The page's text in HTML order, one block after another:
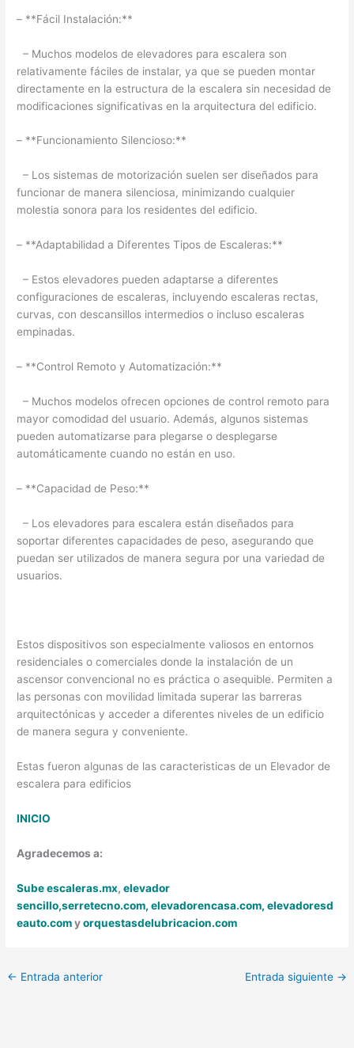
– **Fácil Instalación:**
– Muchos modelos de elevadores para escalera son
relativamente fáciles de instalar, ya que se pueden montar
directamente en la estructura de la escalera sin necesidad de
modificaciones significativas en la arquitectura del edificio.
– **Funcionamiento Silencioso:**
– Los sistemas de motorización suelen ser diseñados para
funcionar de manera silenciosa, minimizando cualquier
molestia sonora para los residentes del edificio.
– **Adaptabilidad a Diferentes Tipos de Escaleras:**
– Estos elevadores pueden adaptarse a diferentes
configuraciones de escaleras, incluyendo escaleras rectas,
curvas, con descansillos intermedios o incluso escaleras
empinadas.
– **Control Remoto y Automatización:**
– Muchos modelos ofrecen opciones de control remoto para
mayor comodidad del usuario. Además, algunos sistemas
pueden automatizarse para plegarse o desplegarse
automáticamente cuando no están en uso.
– **Capacidad de Peso:**
– Los elevadores para escalera están diseñados para
soportar diferentes capacidades de peso, asegurando que
puedan ser utilizados de manera segura por una variedad de
usuarios.
Estos dispositivos son especialmente valiosos en entornos
residenciales o comerciales donde la instalación de un
ascensor convencional no es práctica o asequible. Permiten a
las personas con movilidad limitada superar las barreras
arquitectónicas y acceder a diferentes niveles de un edificio
de manera segura y conveniente.
Estas fueron algunas de las caracteristicas de un Elevador de
escalera para edificios
INICIO
Agradecemos a:
Sube escaleras.mx,elevador
sencillo,serretecno.com, elevadorencasa.com, elevadoresd
eauto.comyorquestasdelubricacion.com
← Entrada anterior Entrada siguiente →